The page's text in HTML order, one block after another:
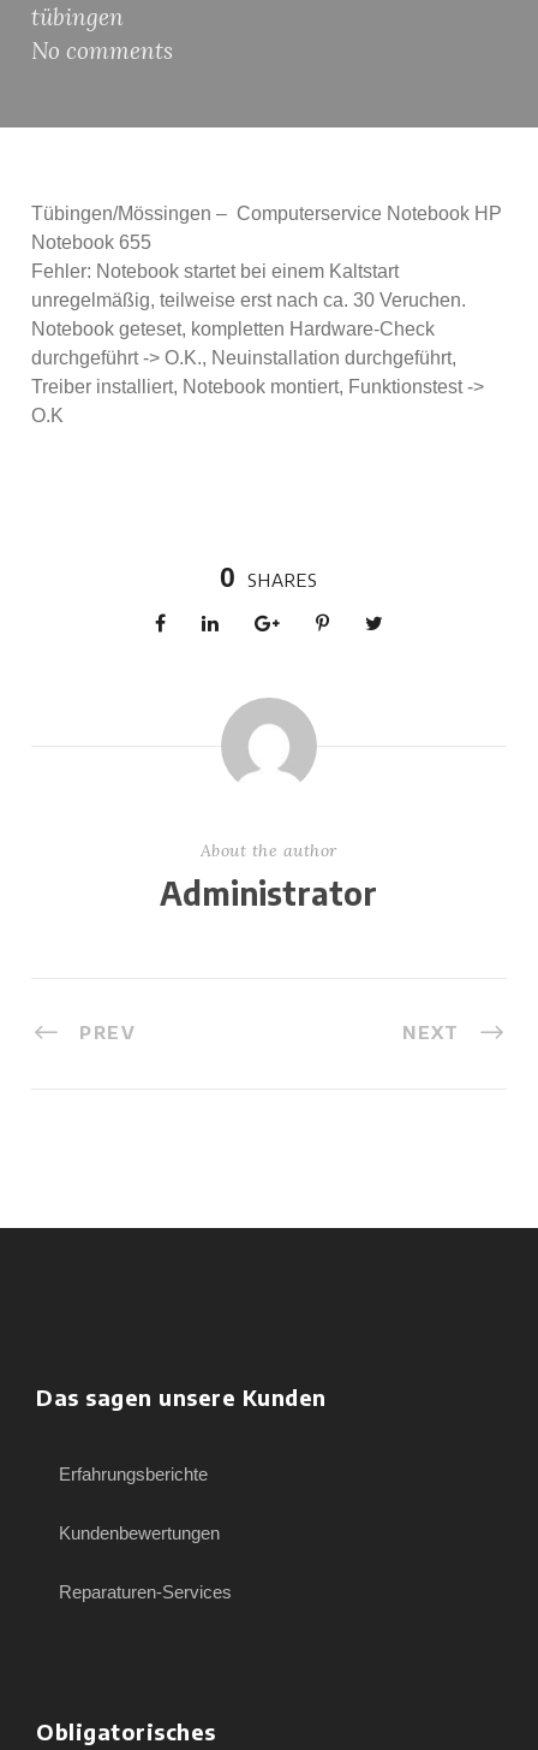
tübingen
No comments
Tübingen/Mössingen – Computerservice Notebook HP
Notebook 655
Fehler: Notebook startet bei einem Kaltstart
unregelmäßig, teilweise erst nach ca. 30 Veruchen.
Notebook geteset, kompletten Hardware-Check
durchgeführt -> O.K., Neuinstallation durchgeführt,
Treiber installiert, Notebook montiert, Funktionstest ->
O.K
0 SHARES
About the author
Administrator
PREV NEXT
Das sagen unsere Kunden
Erfahrungsberichte
Kundenbewertungen
Reparaturen-Services
Obligatorisches